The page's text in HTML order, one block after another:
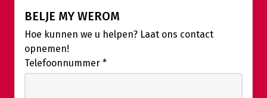
BELJE MY WEROM
Hoe kunnen we u helpen? Laat ons contact
opnemen!
Telefoonnummer *